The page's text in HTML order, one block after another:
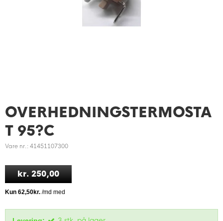
OVERHEDNINGSTERMOSTA
T 95?C
Vare nr.: 41451107300
kr. 250,00